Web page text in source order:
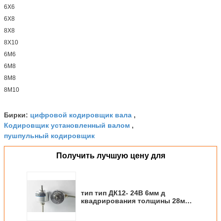
6Х6
6Х8
8Х8
8Х10
6М6
6М8
8М8
8М10
Бирки: цифровой кодировщик вала ,
Кодировщик установленный валом ,
пушпульный кодировщик
Получить лучшую цену для
тип тип ДК12- 24В 6мм д
квадрирования толщины 28мм